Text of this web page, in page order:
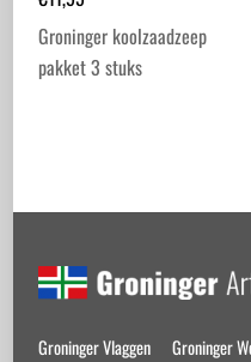
Groninger koolzaadzeep
pakket 3 stuks
Groninger Vlaggen
Groninger